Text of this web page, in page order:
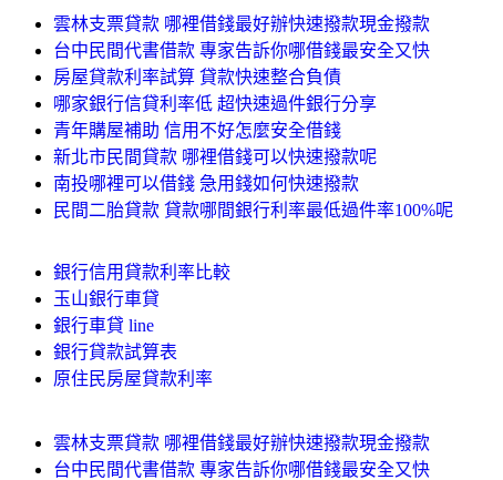
雲林支票貸款 哪裡借錢最好辦快速撥款現金撥款
台中民間代書借款 專家告訴你哪借錢最安全又快
房屋貸款利率試算 貸款快速整合負債
哪家銀行信貸利率低 超快速過件銀行分享
青年購屋補助 信用不好怎麼安全借錢
新北市民間貸款 哪裡借錢可以快速撥款呢
南投哪裡可以借錢 急用錢如何快速撥款
民間二胎貸款 貸款哪間銀行利率最低過件率100%呢
銀行信用貸款利率比較
玉山銀行車貸
銀行車貸 line
銀行貸款試算表
原住民房屋貸款利率
雲林支票貸款 哪裡借錢最好辦快速撥款現金撥款
台中民間代書借款 專家告訴你哪借錢最安全又快